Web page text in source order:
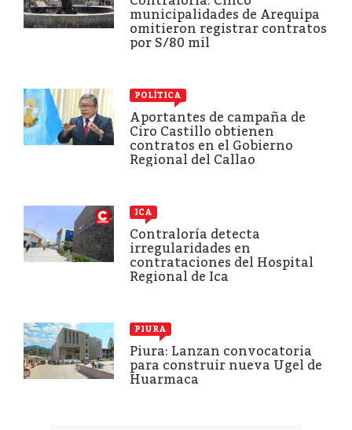
municipalidades de Arequipa
omitieron registrar contratos
por S/80 mil
POLÍTICA
Aportantes de campaña de
Ciro Castillo obtienen
contratos en el Gobierno
Regional del Callao
ICA
Contraloría detecta
irregularidades en
contrataciones del Hospital
Regional de Ica
PIURA
Piura: Lanzan convocatoria
para construir nueva Ugel de
Huarmaca